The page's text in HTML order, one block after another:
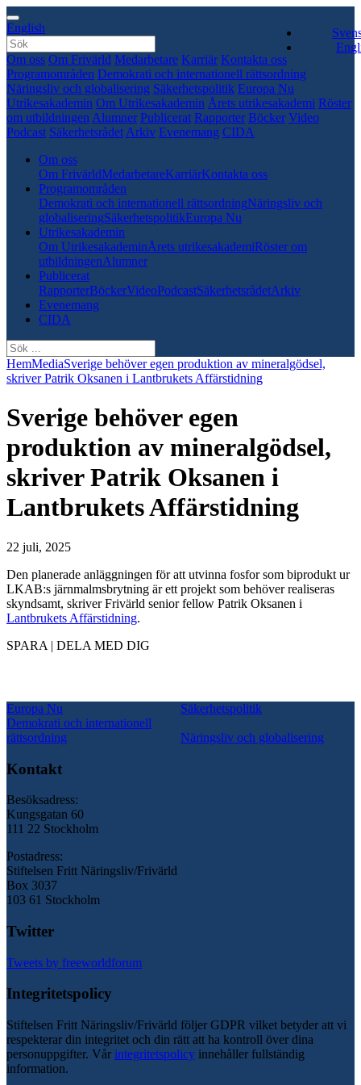
English
Om oss Om Frivärld Medarbetare Karriär Kontakta oss
Programområden Demokrati och internationell rättsordning
Näringsliv och globalisering Säkerhetspolitik Europa Nu
Utrikesakademin Om Utrikesakademin Årets utrikesakademi Röster
om utbildningen Alumner Publicerat Rapporter Böcker Video
Podcast Säkerhetsrådet Arkiv Evenemang CIDA
Om oss
Om FrivärldMedarbetareKarriärKontakta oss
Programområden
Demokrati och internationell rättsordningNäringsliv och
globaliseringSäkerhetspolitikEuropa Nu
Utrikesakademin
Om UtrikesakademinÅrets utrikesakademiRöster om
utbildningenAlumner
Publicerat
RapporterBöckerVideoPodcastSäkerhetsrådetArkiv
Evenemang
CIDA
HemMediaSverige behöver egen produktion av mineralgödsel,
skriver Patrik Oksanen i Lantbrukets Affärstidning
Sverige behöver egen
produktion av mineralgödsel,
skriver Patrik Oksanen i
Lantbrukets Affärstidning
22 juli, 2025
Den planerade anläggningen för att utvinna fosfor som biprodukt ur
LKAB:s järnmalmsbrytning är ett projekt som behöver realiseras
skyndsamt, skriver Frivärld senior fellow Patrik Oksanen i
Lantbrukets Affärstidning.
SPARA | DELA MED DIG
Europa Nu
Säkerhetspolitik
Demokrati och internationell
rättsordning
Näringsliv och globalisering
Kontakt
Besöksadress:
Kungsgatan 60
111 22 Stockholm
Postadress:
Stiftelsen Fritt Näringsliv/Frivärld
Box 3037
103 61 Stockholm
Twitter
Tweets by freeworldforum
Integritetspolicy
Stiftelsen Fritt Näringsliv/Frivärld följer GDPR vilket betyder att vi
respekterar din integritet och din rätt att ha kontroll över dina
personuppgifter. Vår integritetspolicy innehåller fullständig
information.